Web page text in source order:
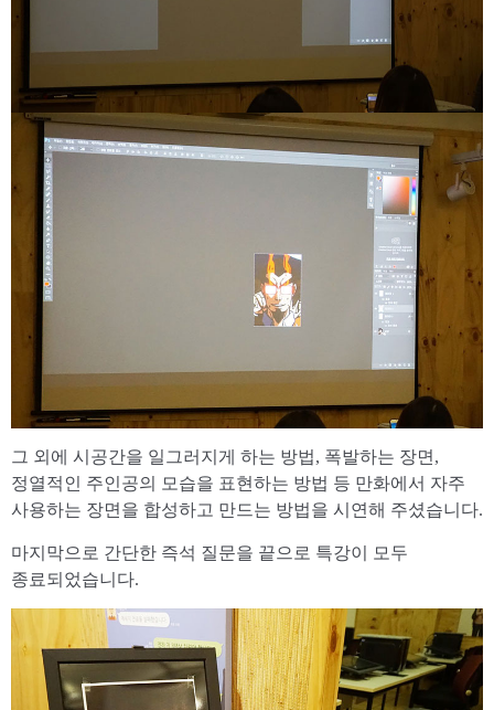
그 외에 시공간을 일그러지게 하는 방법, 폭발하는 장면,
정열적인 주인공의 모습을 표현하는 방법 등 만화에서 자주
사용하는 장면을 합성하고 만드는 방법을 시연해 주셨습니다.
마지막으로 간단한 즉석 질문을 끝으로 특강이 모두
종료되었습니다.